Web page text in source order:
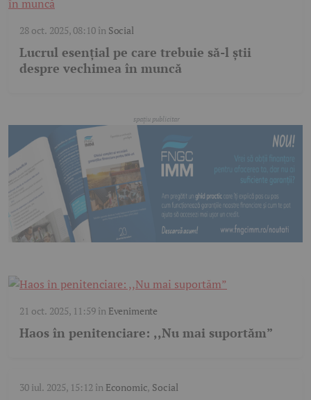
28 oct. 2025, 08:10în Social
Lucrul esențial pe care trebuie să-l știi
despre vechimea în muncă
21 oct. 2025, 11:59în Evenimente
Haos în penitenciare: ,,Nu mai suportăm”
30 iul. 2025, 15:12 în Economic, Social